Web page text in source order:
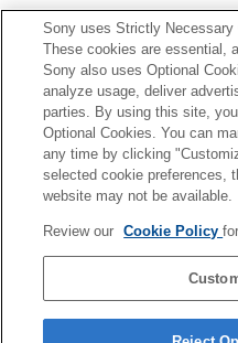
4-730-254-46(1)
Copyright 2017 Sony Corporation
Sony uses Strictly
These cookies are essential,
Sony also uses Optional
analyze usage, deliver
parties. By using this site,
Optional Cookies. You can
any time by clicking
selected cookie preferences,
website may not be available.
Review our Cookie Policy